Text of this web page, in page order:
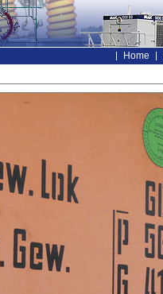
Home